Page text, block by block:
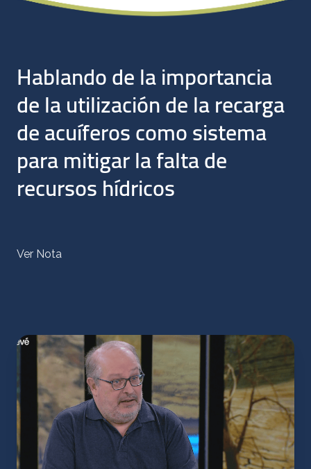
Hablando de la importancia
de la utilización de la recarga
de acuíferos como sistema
para mitigar la falta de
recursos hídricos
Ver Nota